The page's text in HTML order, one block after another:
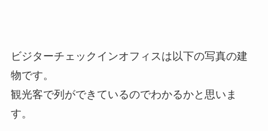
ビジターチェックインオフィスは以下の写真の建
物です。
観光客で列ができているのでわかるかと思いま
す。